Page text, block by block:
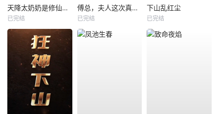
天降太奶奶是修仙老祖
已完结
傅总，夫人这次真的死了
已完结
下山乱红尘
已完结